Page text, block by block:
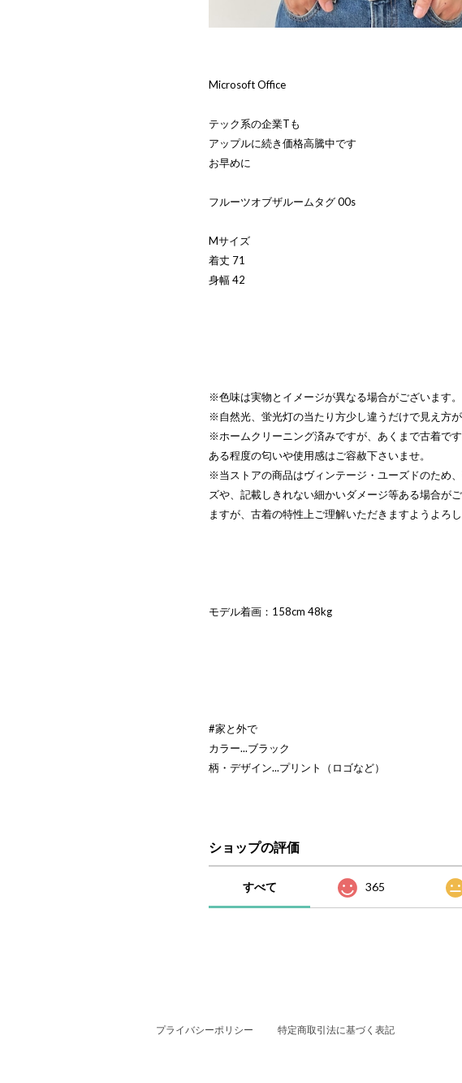
Microsoft Office
テック系の企業Tも
アップルに続き価格高騰中です
お早めに
フルーツオブザルームタグ 00s
Mサイズ
着丈 71
身幅 42
※色味は実物とイメージが異なる場合がございます。
※自然光、蛍光灯の当たり方少し違うだけで見え方が
※ホームクリーニング済みですが、あくまで古着です
ある程度の匂いや使用感はご容赦下さいませ。
※当ストアの商品はヴィンテージ・ユーズドのため
ズや、記載しきれない細かいダメージ等ある場合が
ますが、古着の特性上ご理解いただきますようよろ
モデル着画：158cm 48kg
#家と外で
カラー...ブラック
柄・デザイン...プリント（ロゴなど）
ショップの評価
すべて 365
プライバシーポリシー 特定商取引法に基づく表記